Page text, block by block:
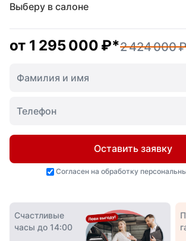
Выберу в салоне
от 1 295 000 ₽*2 424 000 ₽
Оставить заявку
Согласен на обработку
Счастливые
часы до 14:00